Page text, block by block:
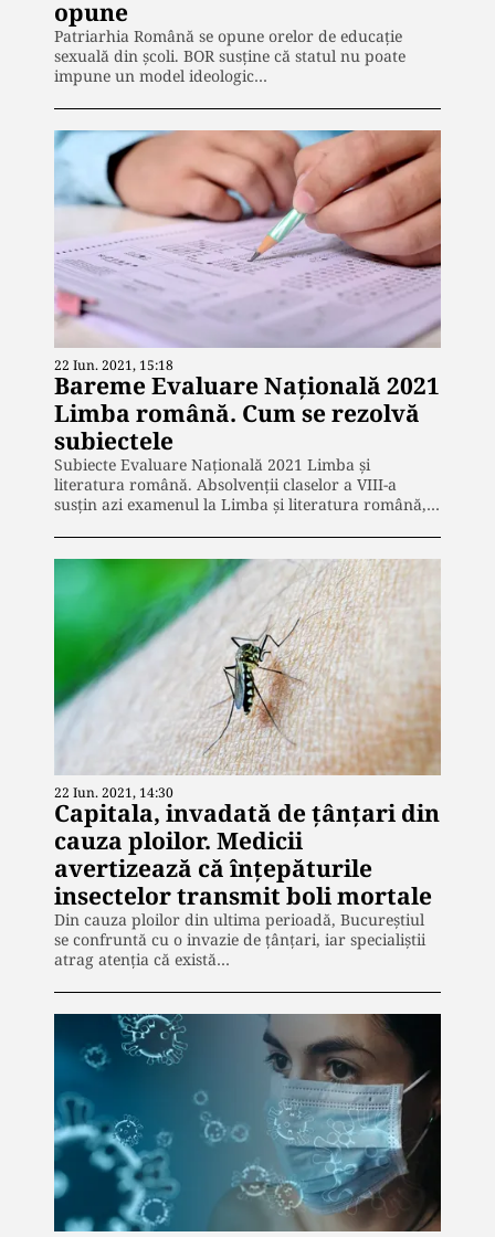
opune
Patriarhia Română se opune orelor de educație
sexuală din școli. BOR susține că statul nu poate
impune un model ideologic…
22 Iun. 2021, 15:18
Bareme Evaluare Națională 2021
Limba română. Cum se rezolvă
subiectele
Subiecte Evaluare Națională 2021 Limba și
literatura română. Absolvenții claselor a VIII-a
susțin azi examenul la Limba și literatura română,…
22 Iun. 2021, 14:30
Capitala, invadată de țânțari din
cauza ploilor. Medicii
avertizează că înțepăturile
insectelor transmit boli mortale
Din cauza ploilor din ultima perioadă, Bucureștiul
se confruntă cu o invazie de țânțari, iar specialiștii
atrag atenția că există…